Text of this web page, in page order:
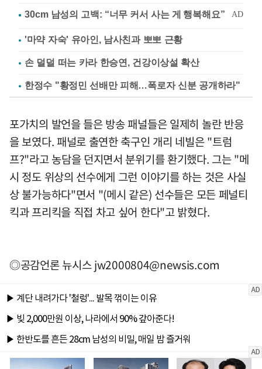
'마약 자숙' 유아인, 남사친과 뽀뽀 근황
손 덜덜 떠는 카라 한승연, 건강이상설 확산
한정수 "황정민 선배만 피해…폭로자 신분 공개하라"
포가치의 발언을 들은 방송 패널들은 일제히 놀란 반응
을 보였다. 패널로 출연한 축구인 개리 네빌은 "트럼
프?"라고 농담을 던지면서 분위기를 환기했다. 그는 "메
시 정도 위상의 선수에게 그런 이야기를 하는 것은 사실
상 불가능하다"면서 "(메시 같은) 선수들은 모든 페널티
킥과 프리킥을 직접 차고 싶어 한다"고 밝혔다.
◎공감언론 뉴시스jw2000804@newsis.com